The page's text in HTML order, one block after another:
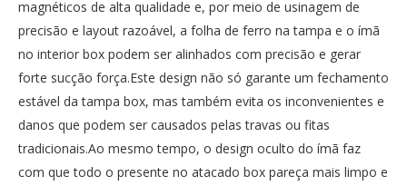
magnéticos de alta qualidade e, por meio de usinagem de
precisão e layout razoável, a folha de ferro na tampa e o ímã
no interior box podem ser alinhados com precisão e gerar
forte sucção força.Este design não só garante um fechamento
estável da tampa box, mas também evita os inconvenientes e
danos que podem ser causados ​​pelas travas ou fitas
tradicionais.Ao mesmo tempo, o design oculto do ímã faz
com que todo o presente no atacado box pareça mais limpo e